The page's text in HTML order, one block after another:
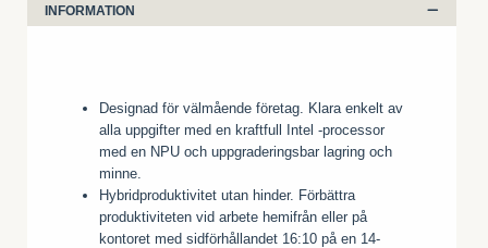
INFORMATION
Designad för välmående företag. Klara enkelt av
alla uppgifter med en kraftfull Intel -processor
med en NPU och uppgraderingsbar lagring och
minne.
Hybridproduktivitet utan hinder. Förbättra
produktiviteten vid arbete hemifrån eller på
kontoret med sidförhållandet 16:10 på en 14-